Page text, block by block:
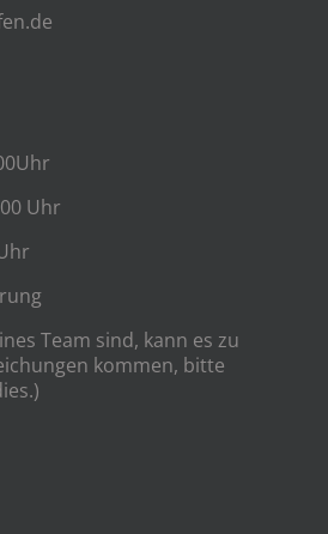
Uhr
Team sind, kann es zu
kommen, bitte